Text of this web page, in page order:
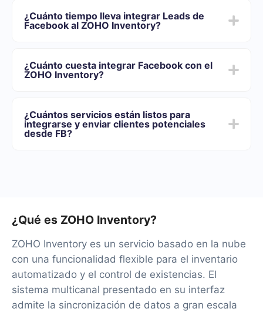
Inventory
Active la actualización automática
¿Cuánto tiempo lleva integrar Leads de
Facebook al ZOHO Inventory?
5 y 30 minutos. En promedio, la configuración demora
entre 10 y 15 minutos.
¿Cuánto cuesta integrar Facebook con el
ZOHO Inventory?
de funcionalidades que mejor se adapte a sus
necesidades. Además, tienes la oportunidad de probar
el servicio de forma gratuita durante 14 días.
¿Cuántos servicios están listos para
integrarse y enviar clientes potenciales
desde FB?
¿Qué es ZOHO Inventory?
ZOHO Inventory es un servicio basado en la nube
con una funcionalidad flexible para el inventario
automatizado y el control de existencias. El
sistema multicanal presentado en su interfaz
admite la sincronización de datos a gran escala